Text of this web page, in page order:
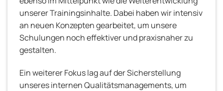
unserer Trainingsinhalte. Dabei haben wir intensiv
an neuen Konzepten gearbeitet, um unsere
Schulungen noch effektiver und praxisnaher zu
gestalten.
Ein weiterer Fokus lag auf der Sicherstellung
unseres internen Qualitätsmanagements, um